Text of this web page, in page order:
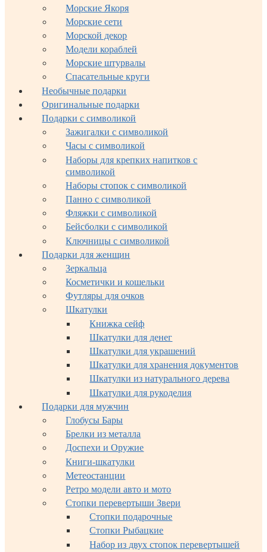
Морские Якоря
Морские сети
Морской декор
Модели кораблей
Морские штурвалы
Спасательные круги
Необычные подарки
Оригинальные подарки
Подарки с символикой
Зажигалки с символикой
Часы с символикой
Наборы для крепких напитков с
символикой
Наборы стопок с символикой
Панно с символикой
Фляжки с символикой
Бейсболки с символикой
Ключницы с символикой
Подарки для женщин
Зеркальца
Косметички и кошельки
Футляры для очков
Шкатулки
Книжка сейф
Шкатулки для денег
Шкатулки для украшений
Шкатулки для хранения документов
Шкатулки из натурального дерева
Шкатулки для рукоделия
Подарки для мужчин
Глобусы Бары
Брелки из металла
Доспехи и Оружие
Книги-шкатулки
Метеостанции
Ретро модели авто и мото
Стопки перевертыши Звери
Стопки подарочные
Стопки Рыбацкие
Набор из двух стопок перевертышей